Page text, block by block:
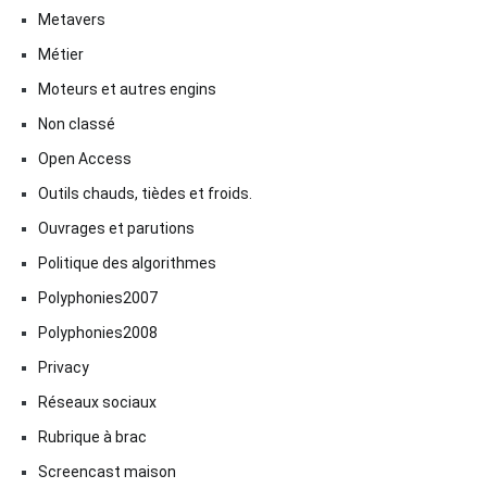
Metavers
Métier
Moteurs et autres engins
Non classé
Open Access
Outils chauds, tièdes et froids.
Ouvrages et parutions
Politique des algorithmes
Polyphonies2007
Polyphonies2008
Privacy
Réseaux sociaux
Rubrique à brac
Screencast maison